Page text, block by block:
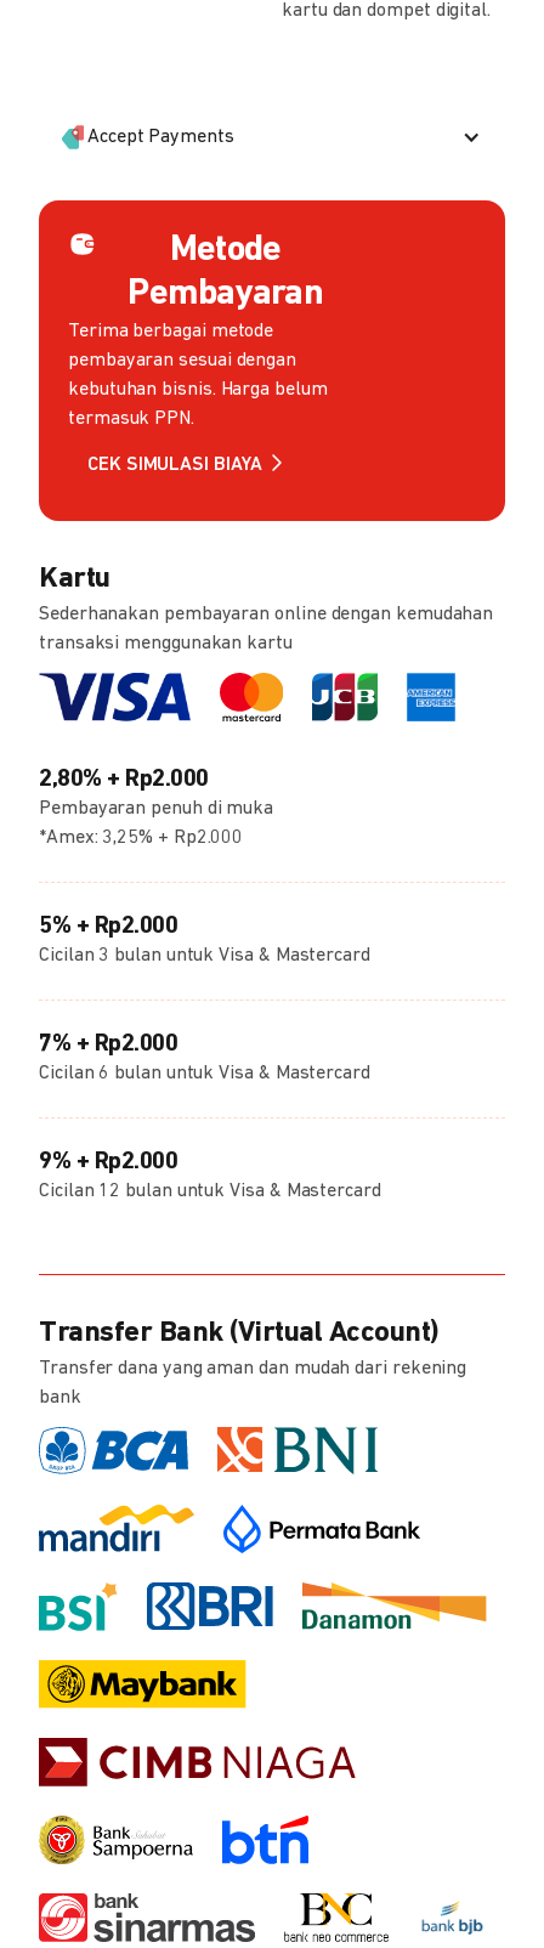
kartu dan dompet digital.
Accept Payments
Metode
Pembayaran
Terima berbagai metode
pembayaran sesuai dengan
kebutuhan bisnis. Harga belum
termasuk PPN.
CEK SIMULASI BIAYA
Kartu
Sederhanakan pembayaran online dengan kemudahan
transaksi menggunakan kartu
2,80% + Rp2.000
Pembayaran penuh di muka
*Amex: 3,25% + Rp2.000
5% + Rp2.000
Cicilan 3 bulan untuk Visa & Mastercard
7% + Rp2.000
Cicilan 6 bulan untuk Visa & Mastercard
9% + Rp2.000
Cicilan 12 bulan untuk Visa & Mastercard
Transfer Bank (Virtual Account)
Transfer dana yang aman dan mudah dari rekening
bank